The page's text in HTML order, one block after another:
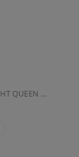
SATTVA TESTER DEODORANT NIGHT QUEEN 10ML